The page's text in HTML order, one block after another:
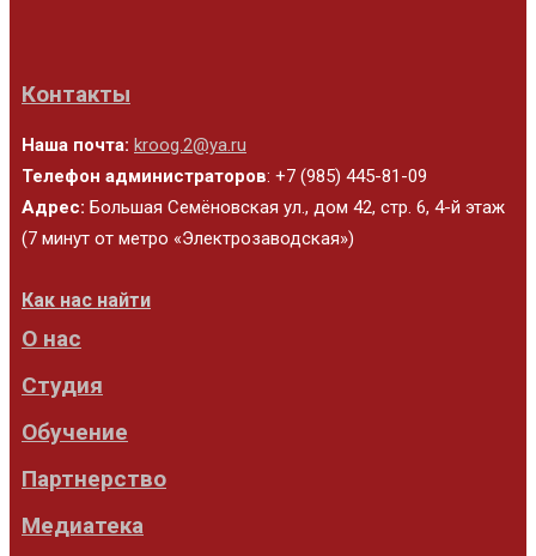
Контакты
Наша почта: kroog.2@ya.ru
Телефон администраторов: +7 (985) 445-81-09
Адрес: Большая Семёновская ул., дом 42, стр. 6, 4-й этаж
(7 минут от метро «Электрозаводская»)
Как нас найти
О нас
Студия
Обучение
Партнерство
Медиатека